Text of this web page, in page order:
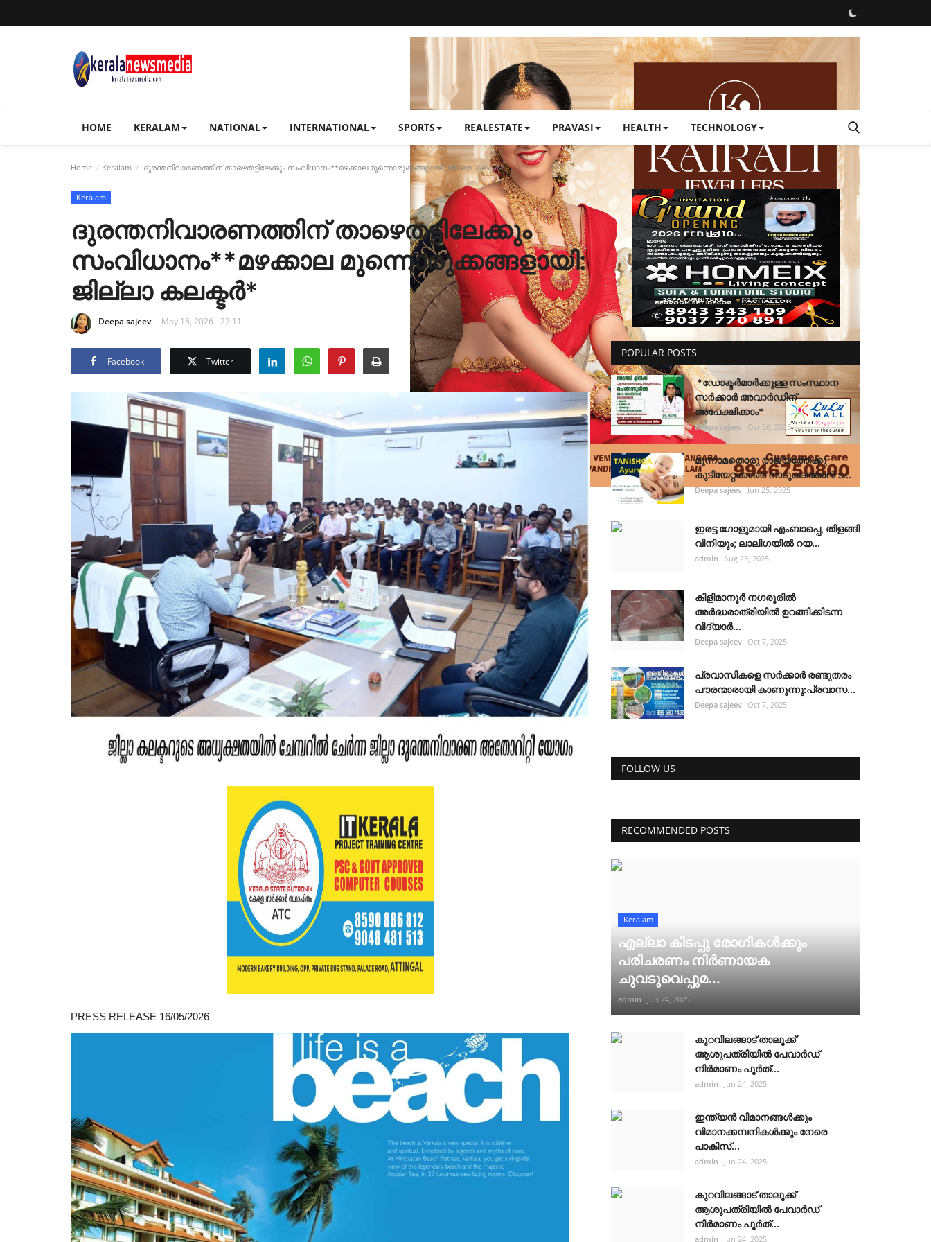
HOME KERALAM NATIONAL INTERNATIONAL SPORTS REALESTATE PRAVASI HEALTH TECHNOLOGY
Home Keralam ദുരന്തനിവാരണത്തിന് താഴെതട്ടിലേക്കും സംവിധാനം**മഴക്കാല മുന്നൊരുക്കങ്ങളായി: ജില്ലാ കലക്ടര്‍*
Keralam
ദുരന്തനിവാരണത്തിന് താഴെതട്ടിലേക്കും
സംവിധാനം**മഴക്കാല മുന്നൊരുക്കങ്ങളായി:
ജില്ലാ കലക്ടര്‍*
Deepa sajeev May 16, 2026 - 22:11
Facebook Twitter
PRESS RELEASE 16/05/2026
POPULAR POSTS
*ഡോക്ടർമാർക്കുള്ള സംസ്ഥാന
സർക്കാർ അവാർഡിന്
അപേക്ഷിക്കാം*
Deepa sajeev Oct 26, 2025
മൂന്നാമതൊരു രാജ്യത്തേക്കു
കുടിയേറ്റക്കാരെ നാടുകടത്താൻ ട...
Deepa sajeev Jun 25, 2025
ഇരട്ട ഗോളുമായി എംബാപ്പെ, തിളങ്ങി
വിനിയും; ലാലിഗയില്‍ റയ...
admin Aug 25, 2025
കിളിമാനൂർ നഗരൂരിൽ
അർദ്ധരാത്രിയിൽ ഉറങ്ങിക്കിടന്ന
വിദ്യാർ...
Deepa sajeev Oct 7, 2025
പ്രവാസികളെ സർക്കാർ രണ്ടുതരം
പൗരന്മാരായി കാണുന്നു:പ്രവാസ...
Deepa sajeev Oct 7, 2025
FOLLOW US
RECOMMENDED POSTS
Keralam
എല്ലാ കിടപ്പു രോഗികൾക്കും
പരിചരണം നിർണായക
ചുവടുവെപ്പുമ...
admin Jun 24, 2025
കുറവിലങ്ങാട് താലൂക്ക്
ആശുപത്രിയിൽ പേവാർഡ്
നിർമാണം പൂർത്...
admin Jun 24, 2025
ഇന്ത്യൻ വിമാനങ്ങൾക്കും
വിമാനക്കമ്പനികൾക്കും നേരെ
പാകിസ്...
admin Jun 24, 2025
കുറവിലങ്ങാട് താലൂക്ക്
ആശുപത്രിയിൽ പേവാർഡ്
നിർമാണം പൂർത്...
admin Jun 24, 2025